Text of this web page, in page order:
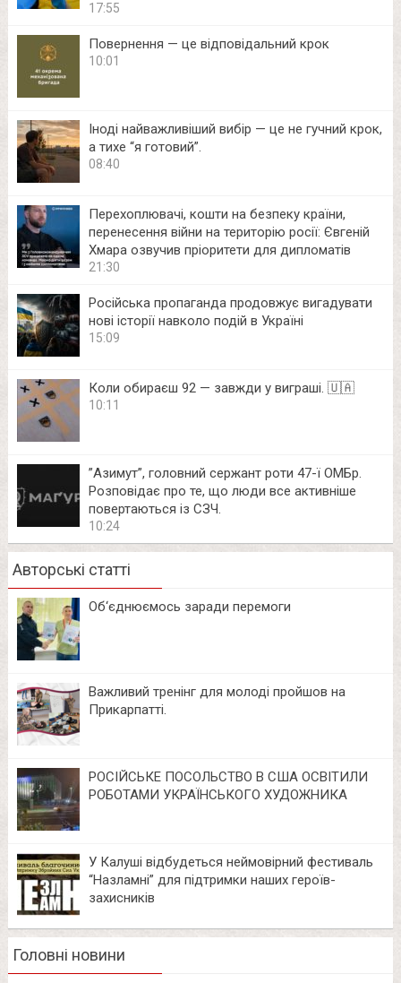
17:55
Повернення — це відповідальний крок
10:01
Іноді найважливіший вибір — це не гучний крок,
а тихе “я готовий”.
08:40
Перехоплювачі, кошти на безпеку країни,
перенесення війни на територію росії: Євгеній
Хмара озвучив пріоритети для дипломатів
21:30
Російська пропаганда продовжує вигадувати
нові історії навколо подій в Україні
15:09
Коли обираєш 92 — завжди у виграші. 🇺🇦
10:11
⁨”Азимут”, головний сержант роти 47-ї ОМБр.
Розповідає про те, що люди все активніше
повертаються із СЗЧ.
10:24
Авторські статті
Об‘єднюємось заради перемоги
Важливий тренінг для молоді пройшов на
Прикарпатті.
РОСІЙСЬКЕ ПОСОЛЬСТВО В США ОСВІТИЛИ
РОБОТАМИ УКРАЇНСЬКОГО ХУДОЖНИКА
У Калуші відбудеться неймовірний фестиваль
“Назламні” для підтримки наших героїв-
захисників
Головні новини